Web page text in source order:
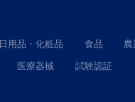
日用品・化粧品 食品 農
医療器械 試験認証